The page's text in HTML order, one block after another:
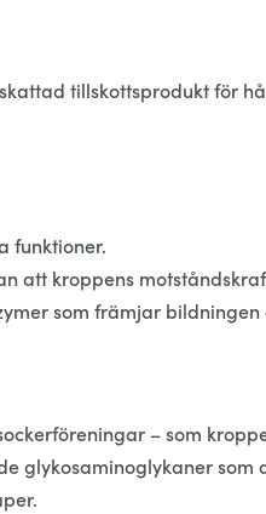
tillskottsprodukt för
funktioner.
att kroppens
som främjar
– som
glykosaminoglykaner